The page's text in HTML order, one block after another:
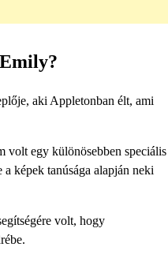
aki Appletonban élt, ami
volt egy különösebben speciális
képek tanúsága alapján neki
volt, hogy